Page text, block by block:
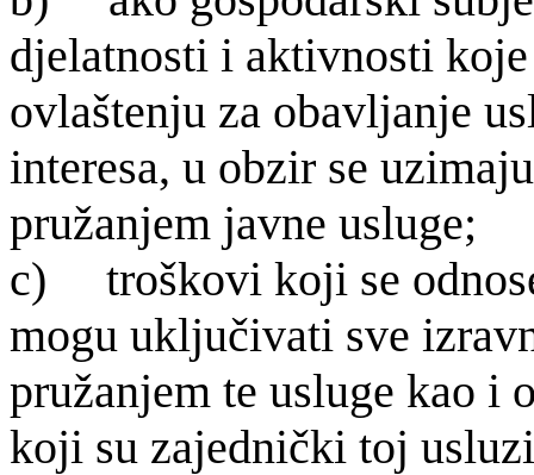
djelatnosti i aktivnosti
ovlaštenju za obavljanje
interesa, u obzir se
pružanjem javne usluge;
c) troškovi koji se
mogu uključivati sve
pružanjem te usluge kao i
koji su zajednički toj